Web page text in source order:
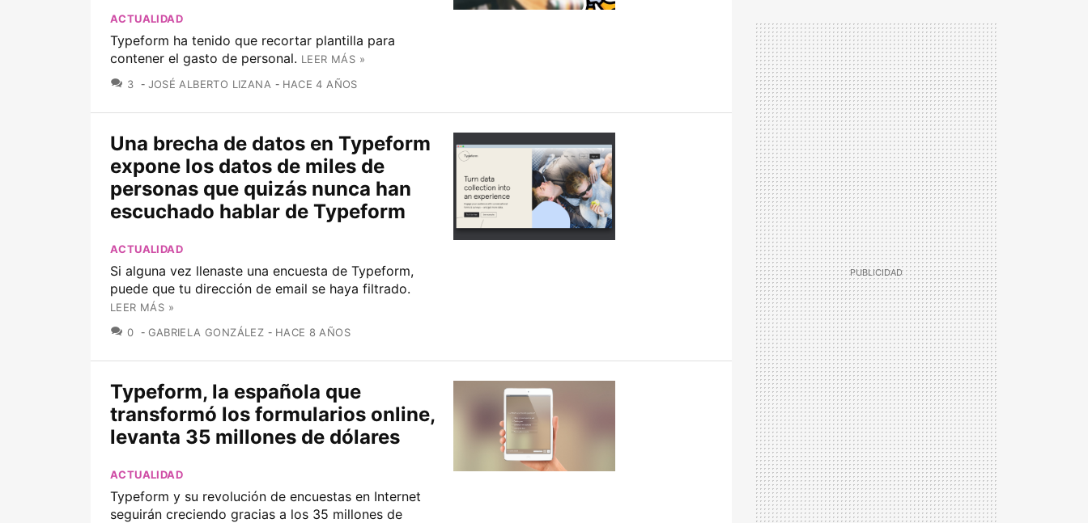
ACTUALIDAD
Typeform ha tenido que recortar plantilla para
contener el gasto de personal. LEER MÁS »
3 COMENTARIOS
JOSÉ ALBERTO LIZANA HACE 4 AÑOS
Una brecha de datos en Typeform
expone los datos de miles de
personas que quizás nunca han
escuchado hablar de Typeform
ACTUALIDAD
Si alguna vez llenaste una encuesta de Typeform,
puede que tu dirección de email se haya filtrado.
LEER MÁS »
0 COMENTARIOS
GABRIELA GONZÁLEZ HACE 8 AÑOS
Typeform, la española que
transformó los formularios online,
levanta 35 millones de dólares
ACTUALIDAD
Typeform y su revolución de encuestas en Internet
seguirán creciendo gracias a los 35 millones de